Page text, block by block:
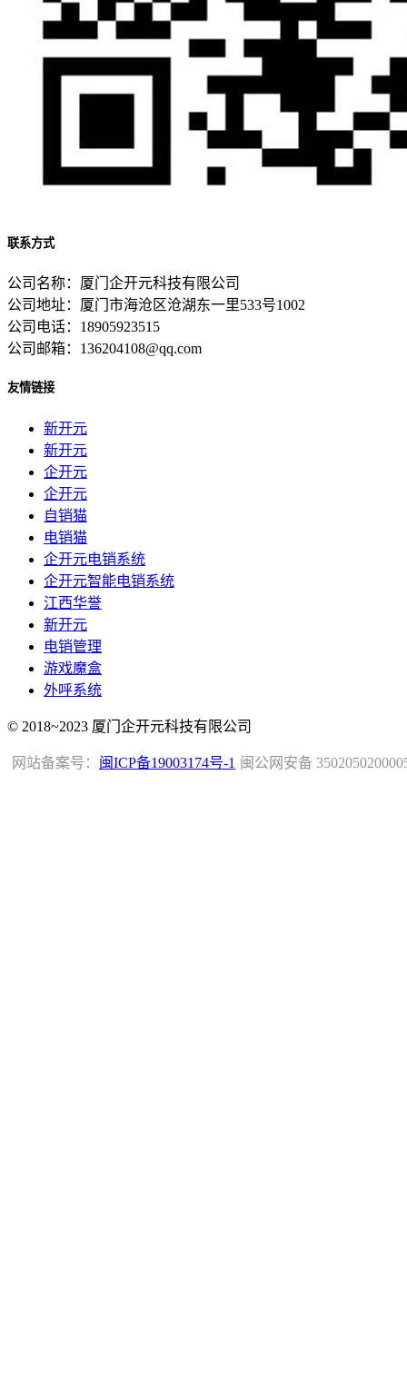
联系方式
公司名称：厦门企开元科技有限公司
公司地址：厦门市海沧区沧湖东一里533号1002
公司电话：18905923515
公司邮箱：136204108@qq.com
友情链接
新开元
新开元
企开元
企开元
自销猫
电销猫
企开元电销系统
企开元智能电销系统
江西华誉
新开元
电销管理
游戏魔盒
外呼系统
© 2018~2023 厦门企开元科技有限公司
闽公网安备
网站备案号： 闽ICP备19003174号-1